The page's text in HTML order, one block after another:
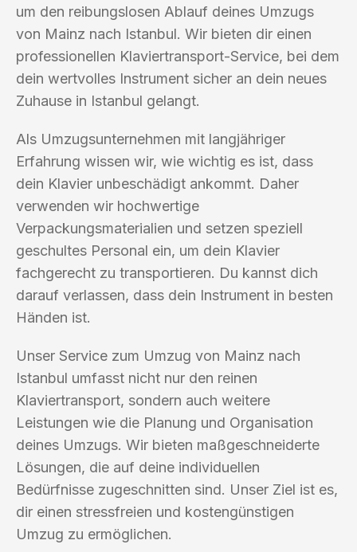
um den reibungslosen Ablauf deines Umzugs
von Mainz nach Istanbul. Wir bieten dir einen
professionellen Klaviertransport-Service, bei dem
dein wertvolles Instrument sicher an dein neues
Zuhause in Istanbul gelangt.
Als Umzugsunternehmen mit langjähriger
Erfahrung wissen wir, wie wichtig es ist, dass
dein Klavier unbeschädigt ankommt. Daher
verwenden wir hochwertige
Verpackungsmaterialien und setzen speziell
geschultes Personal ein, um dein Klavier
fachgerecht zu transportieren. Du kannst dich
darauf verlassen, dass dein Instrument in besten
Händen ist.
Unser Service zum Umzug von Mainz nach
Istanbul umfasst nicht nur den reinen
Klaviertransport, sondern auch weitere
Leistungen wie die Planung und Organisation
deines Umzugs. Wir bieten maßgeschneiderte
Lösungen, die auf deine individuellen
Bedürfnisse zugeschnitten sind. Unser Ziel ist es,
dir einen stressfreien und kostengünstigen
Umzug zu ermöglichen.